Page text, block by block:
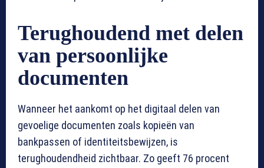
Terughoudend met delen
van persoonlijke
documenten
Wanneer het aankomt op het digitaal delen van
gevoelige documenten zoals kopieën van
bankpassen of identiteitsbewijzen, is
terughoudendheid zichtbaar. Zo geeft 76 procent